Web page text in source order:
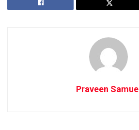
Praveen Samuel